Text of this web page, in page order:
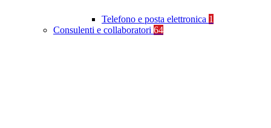
Telefono e posta elettronica 1
Consulenti e collaboratori 64